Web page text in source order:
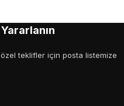
teklifler için posta listemize